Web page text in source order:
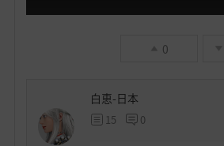
0
白恵-日本
15 0